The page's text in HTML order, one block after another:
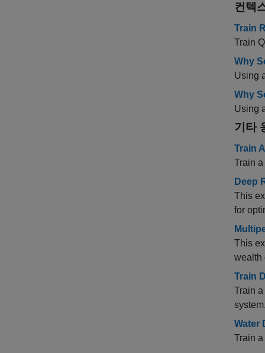
컨텍
Train
Train
Why
Using
Why
Using
기타
Train
Train
Deep
This
for
This
wealth
Train
Train
system.
Water
Train